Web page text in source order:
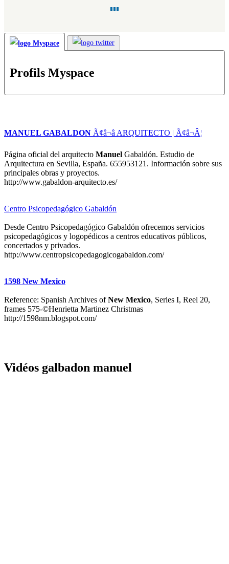
Profils Myspace
MANUEL GABALDON Ã¢â¬â ARQUITECTO | Ã¢â¬Â¦
Página oficial del arquitecto Manuel Gabaldón. Estudio de
Arquitectura en Sevilla, España. 655953121. Información sobre sus
principales obras y proyectos.
http://www.gabaldon-arquitecto.es/
Centro Psicopedagógico Gabaldón
Desde Centro Psicopedagógico Gabaldón ofrecemos servicios
psicopedagógicos y logopédicos a centros educativos públicos,
concertados y privados.
http://www.centropsicopedagogicogabaldon.com/
1598 New Mexico
Reference: Spanish Archives ofNew Mexico, Series I, Reel 20,
frames 575-©Henrietta Martinez Christmas
http://1598nm.blogspot.com/
Vidéos galbadon manuel